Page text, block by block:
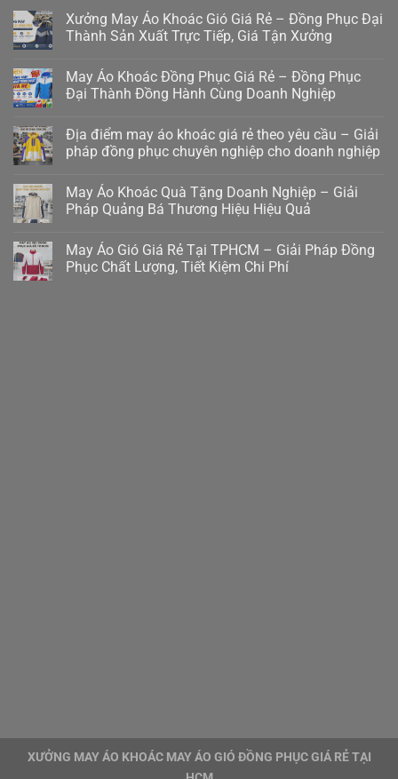
Xưởng May Áo Khoác Gió Giá Rẻ – Đồng Phục Đại
Thành Sản Xuất Trực Tiếp, Giá Tận Xưởng
May Áo Khoác Đồng Phục Giá Rẻ – Đồng Phục
Đại Thành Đồng Hành Cùng Doanh Nghiệp
Địa điểm may áo khoác giá rẻ theo yêu cầu – Giải
pháp đồng phục chuyên nghiệp cho doanh nghiệp
May Áo Khoác Quà Tặng Doanh Nghiệp – Giải
Pháp Quảng Bá Thương Hiệu Hiệu Quả
May Áo Gió Giá Rẻ Tại TPHCM – Giải Pháp Đồng
Phục Chất Lượng, Tiết Kiệm Chi Phí
XƯỞNG MAY ÁO KHOÁC MAY ÁO GIÓ ĐỒNG PHỤC GIÁ RẺ TẠI